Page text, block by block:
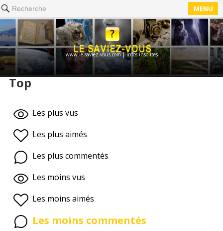
Recherche MENU
www.le-saviez-vous.com | Infos insolites
Top
Les plus vus
Les plus aimés
Les plus commentés
Les moins vus
Les moins aimés
Les moins commentés